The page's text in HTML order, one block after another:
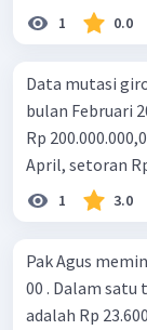
1 0.0
Data mutasi
bulan Februari 2018
Rp 200.000.000,00 9 April, penarikan Rp
April, setoran
1 3.0
Pak Agus
00 . Dalam satu
adalah Rp 23.600.000 ,